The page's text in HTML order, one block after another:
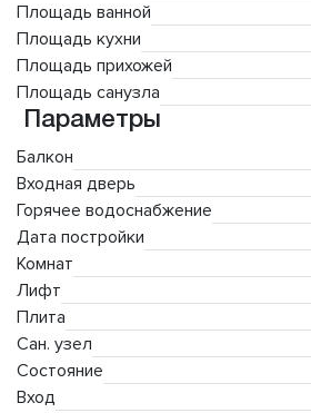
Площадь ванной
Площадь кухни
Площадь прихожей
Площадь санузла
Параметры
Балкон
Входная дверь
Горячее водоснабжение
Дата постройки
Комнат
Лифт
Плита
Сан. узел
Состояние
Вход